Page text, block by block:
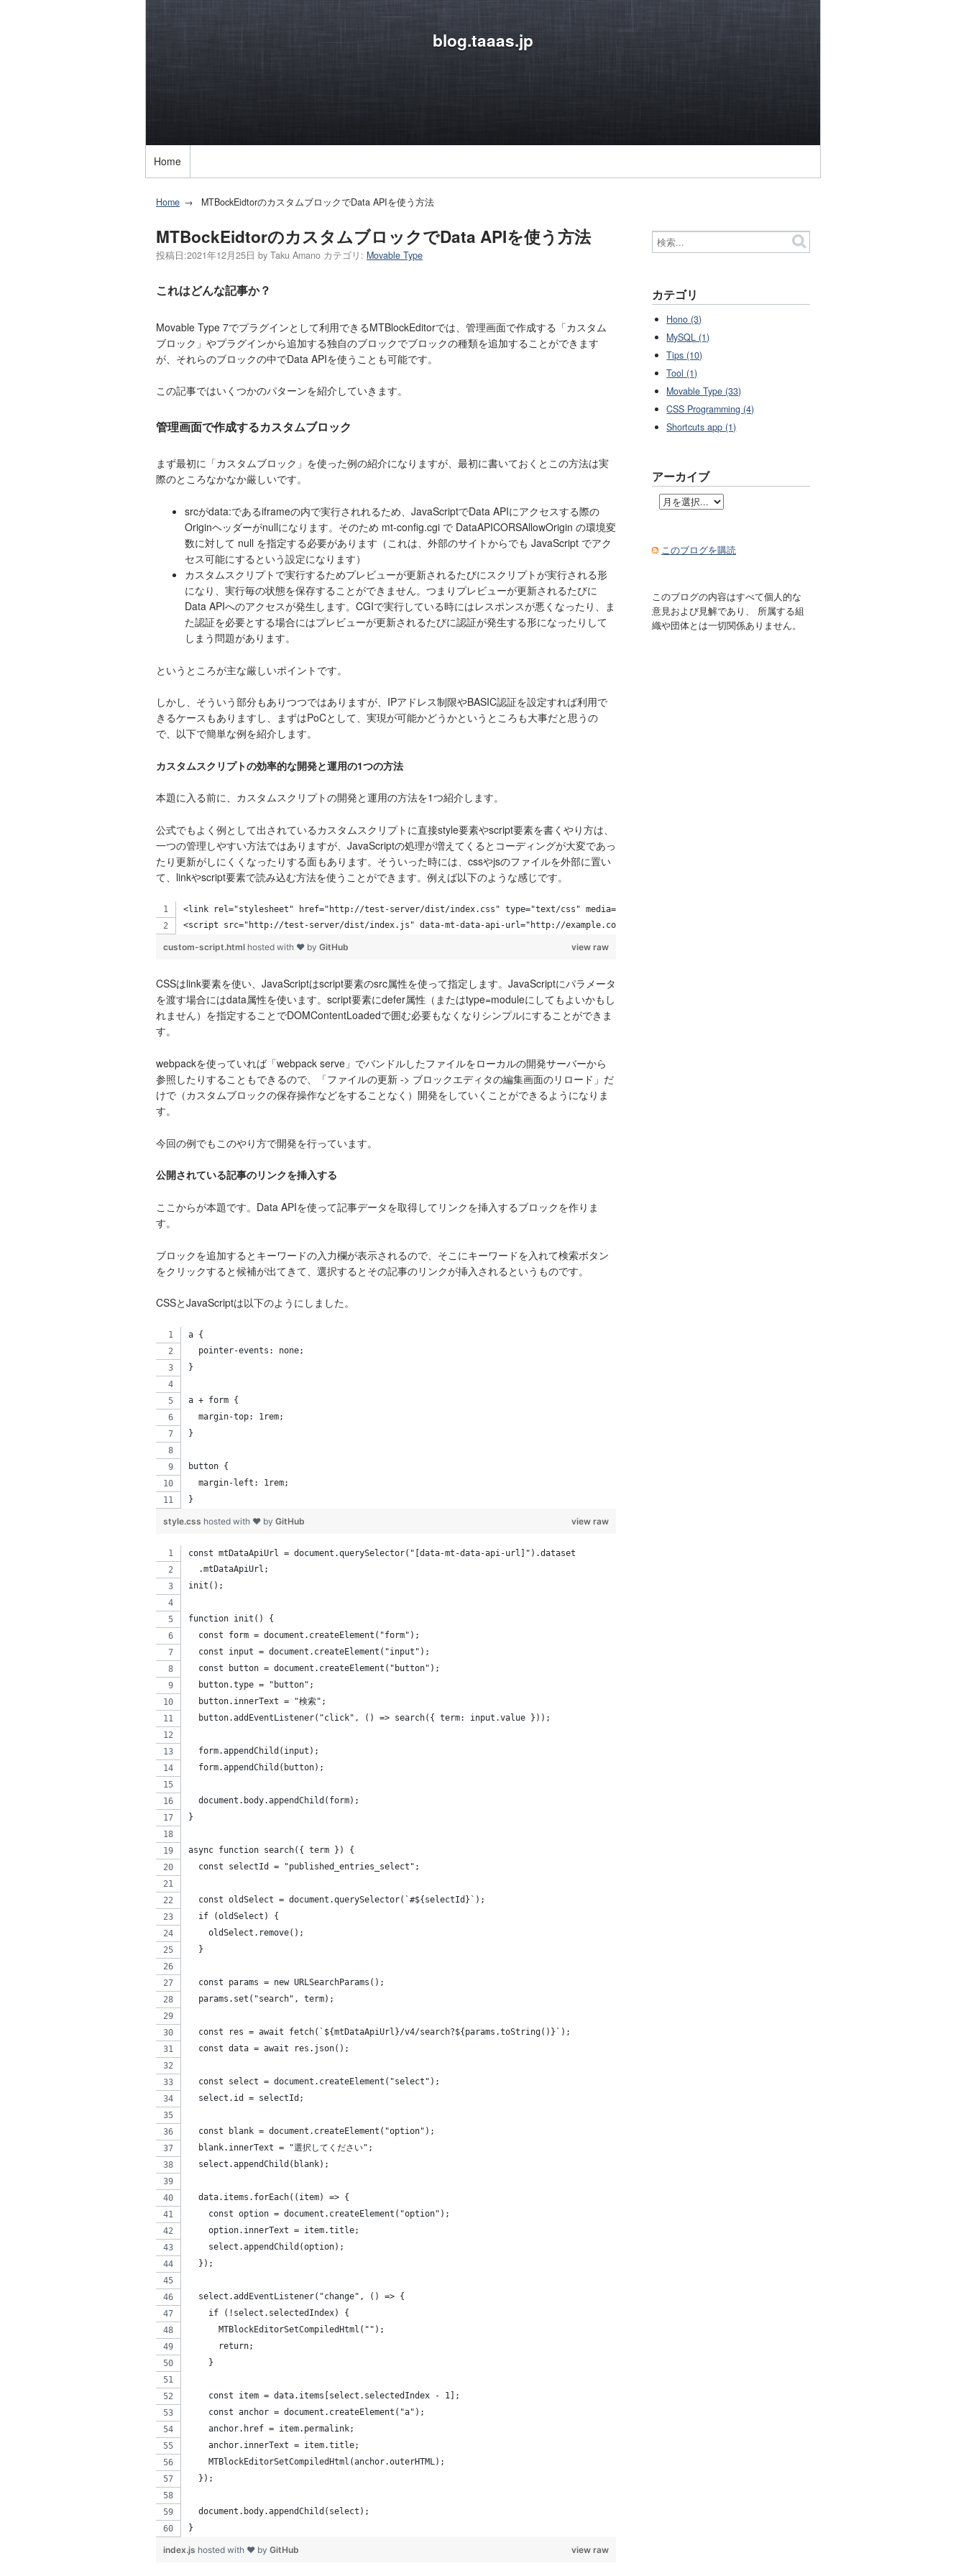
blog.taaas.jp
Home
Home MTBockEidtorのカスタムブロックでData APIを使う方法
MTBockEidtorのカスタムブロックでData APIを使う方法
投稿日:2021年12月25日 by Taku Amano カテゴリ: Movable Type
これはどんな記事か？
Movable Type 7でプラグインとして利用できるMTBlockEditorでは、管理画面で作成する「カスタム
ブロック」やプラグインから追加する独自のブロックでブロックの種類を追加することができます
が、それらのブロックの中でData APIを使うことも可能です。
この記事ではいくつかのパターンを紹介していきます。
管理画面で作成するカスタムブロック
まず最初に「カスタムブロック」を使った例の紹介になりますが、最初に書いておくとこの方法は実
際のところなかなか厳しいです。
srcがdata:であるiframeの内で実行されれるため、JavaScriptでData APIにアクセスする際の
Originヘッダーがnullになります。そのため mt-config.cgi で DataAPICORSAllowOrigin の環境変
数に対して null を指定する必要があります（これは、外部のサイトからでも JavaScript でアク
セス可能にするという設定になります）
カスタムスクリプトで実行するためプレビューが更新されるたびにスクリプトが実行される形
になり、実行毎の状態を保存することができません。つまりプレビューが更新されるたびに
Data APIへのアクセスが発生します。CGIで実行している時にはレスポンスが悪くなったり、ま
た認証を必要とする場合にはプレビューが更新されるたびに認証が発生する形になったりして
しまう問題があります。
というところが主な厳しいポイントです。
しかし、そういう部分もありつつではありますが、IPアドレス制限やBASIC認証を設定すれば利用で
きるケースもありますし、まずはPoCとして、実現が可能かどうかというところも大事だと思うの
で、以下で簡単な例を紹介します。
カスタムスクリプトの効率的な開発と運用の1つの方法
本題に入る前に、カスタムスクリプトの開発と運用の方法を1つ紹介します。
公式でもよく例として出されているカスタムスクリプトに直接style要素やscript要素を書くやり方は、
一つの管理しやすい方法ではありますが、JavaScriptの処理が増えてくるとコーディングが大変であっ
たり更新がしにくくなったりする面もあります。そういった時には、cssやjsのファイルを外部に置い
て、linkやscript要素で読み込む方法を使うことができます。例えば以下のような感じです。
<link rel="stylesheet" href="http://test-server/dist/index.css" type="text/css" media="screen,print" />
<script src="http://test-server/dist/index.js" data-mt-data-api-url="http://example.com/cgi-bin/mt/mt-data-api.cgi" defer></script>
view raw
custom-script.html hosted with ❤ by GitHub
CSSはlink要素を使い、JavaScriptはscript要素のsrc属性を使って指定します。JavaScriptにパラメータ
を渡す場合にはdata属性を使います。script要素にdefer属性（またはtype=moduleにしてもよいかもし
れません）を指定することでDOMContentLoadedで囲む必要もなくなりシンプルにすることができま
す。
webpackを使っていれば「webpack serve」でバンドルしたファイルをローカルの開発サーバーから
参照したりすることもできるので、「ファイルの更新 -> ブロックエディタの編集画面のリロード」だ
けで（カスタムブロックの保存操作などをすることなく）開発をしていくことができるようになりま
す。
今回の例でもこのやり方で開発を行っています。
公開されている記事のリンクを挿入する
ここからが本題です。Data APIを使って記事データを取得してリンクを挿入するブロックを作りま
す。
ブロックを追加するとキーワードの入力欄が表示されるので、そこにキーワードを入れて検索ボタン
をクリックすると候補が出てきて、選択するとその記事のリンクが挿入されるというものです。
CSSとJavaScriptは以下のようにしました。
a {
  pointer-events: none;
}
a + form {
  margin-top: 1rem;
}
button {
  margin-left: 1rem;
}
view raw
style.css hosted with ❤ by GitHub
const mtDataApiUrl = document.querySelector("[data-mt-data-api-url]").dataset
  .mtDataApiUrl;
init();
function init() {
  const form = document.createElement("form");
  const input = document.createElement("input");
  const button = document.createElement("button");
  button.type = "button";
  button.innerText = "検索";
  button.addEventListener("click", () => search({ term: input.value }));
  form.appendChild(input);
  form.appendChild(button);
  document.body.appendChild(form);
}
async function search({ term }) {
  const selectId = "published_entries_select";
  const oldSelect = document.querySelector(`#${selectId}`);
  if (oldSelect) {
    oldSelect.remove();
  }
  const params = new URLSearchParams();
  params.set("search", term);
  const res = await fetch(`${mtDataApiUrl}/v4/search?${params.toString()}`);
  const data = await res.json();
  const select = document.createElement("select");
  select.id = selectId;
  const blank = document.createElement("option");
  blank.innerText = "選択してください";
  select.appendChild(blank);
  data.items.forEach((item) => {
    const option = document.createElement("option");
    option.innerText = item.title;
    select.appendChild(option);
  });
  select.addEventListener("change", () => {
    if (!select.selectedIndex) {
      MTBlockEditorSetCompiledHtml("");
      return;
    }
    const item = data.items[select.selectedIndex - 1];
    const anchor = document.createElement("a");
    anchor.href = item.permalink;
    anchor.innerText = item.title;
    MTBlockEditorSetCompiledHtml(anchor.outerHTML);
  });
  document.body.appendChild(select);
}
view raw
index.js hosted with ❤ by GitHub
カテゴリ
Hono (3)
MySQL (1)
Tips (10)
Tool (1)
Movable Type (33)
CSS Programming (4)
Shortcuts app (1)
アーカイブ
このブログを購読
このブログの内容はすべて個人的な
意見および見解であり、 所属する組
織や団体とは一切関係ありません。